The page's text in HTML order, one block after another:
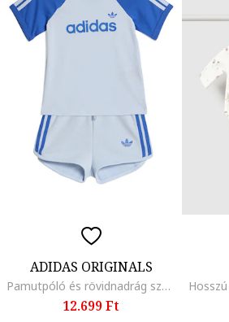
ADIDAS ORIGINALS
Pamutpóló és rövidnadrág szett - 2 részes, Királykék/Jégkék
12.699 Ft